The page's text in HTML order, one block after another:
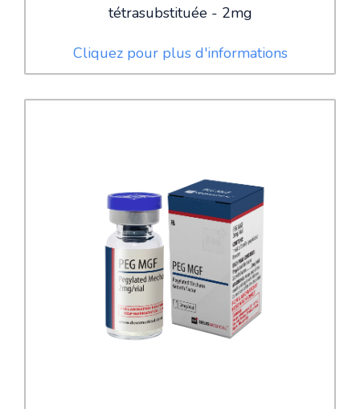
tétrasubstituée - 2mg
Cliquez pour plus d'informations